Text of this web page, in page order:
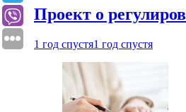
Проект о
1 год спустя1 год спустя